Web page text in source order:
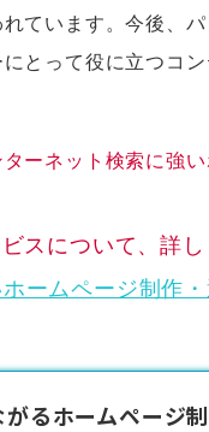
ています。今後、
とって役に立つコ
ーネット検索に強
スについて、詳
ームページ制作
るホームページ